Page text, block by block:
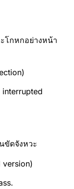
โกหกอย่างหน้า
ขัดจังหวะ
version)